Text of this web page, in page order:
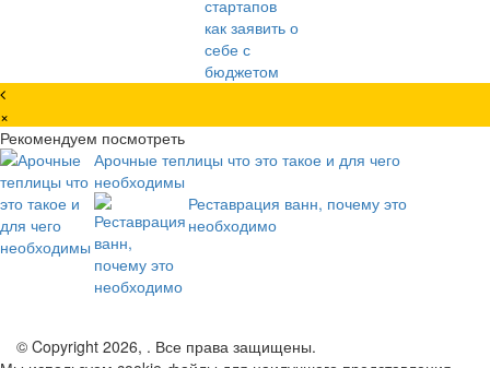
×
Рекомендуем посмотреть
Арочные теплицы что это такое и для чего
необходимы
Реставрация ванн, почему это
необходимо
© Copyright 2026, . Все права защищены.